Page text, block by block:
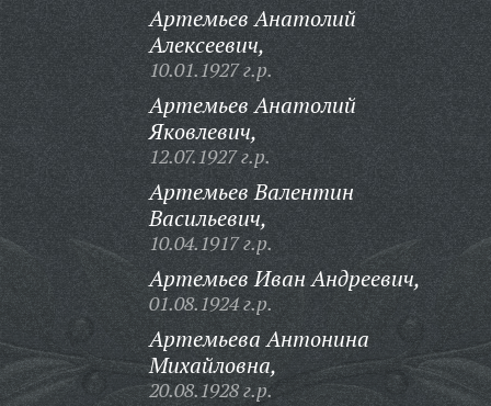
Артемьев Анатолий
Алексеевич,
10.01.1927 г.р.
Артемьев Анатолий
Яковлевич,
12.07.1927 г.р.
Артемьев Валентин
Васильевич,
10.04.1917 г.р.
Артемьев Иван Андреевич,
01.08.1924 г.р.
Артемьева Антонина
Михайловна,
20.08.1928 г.р.